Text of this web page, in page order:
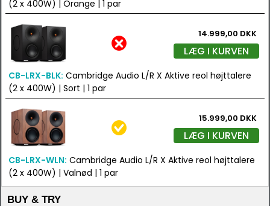
(2 x 400W) | Orange | 1 par
14.999,00 DKK
LÆG I KURVEN
CB-LRX-BLK: Cambridge Audio L/R X Aktive reol højttalere
(2 x 400W) | Sort | 1 par
15.999,00 DKK
LÆG I KURVEN
CB-LRX-WLN: Cambridge Audio L/R X Aktive reol højttalere
(2 x 400W) | Valnød | 1 par
BUY & TRY